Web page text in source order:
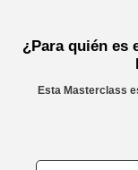
¿Para quién es
Esta Masterclass